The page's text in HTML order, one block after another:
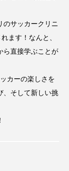
ゴルフ
ム
のサッカークリニ
ます！なんと、
ら直接学ぶことが
カーの楽しさを
、そして新しい挑